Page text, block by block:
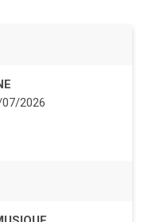
2026